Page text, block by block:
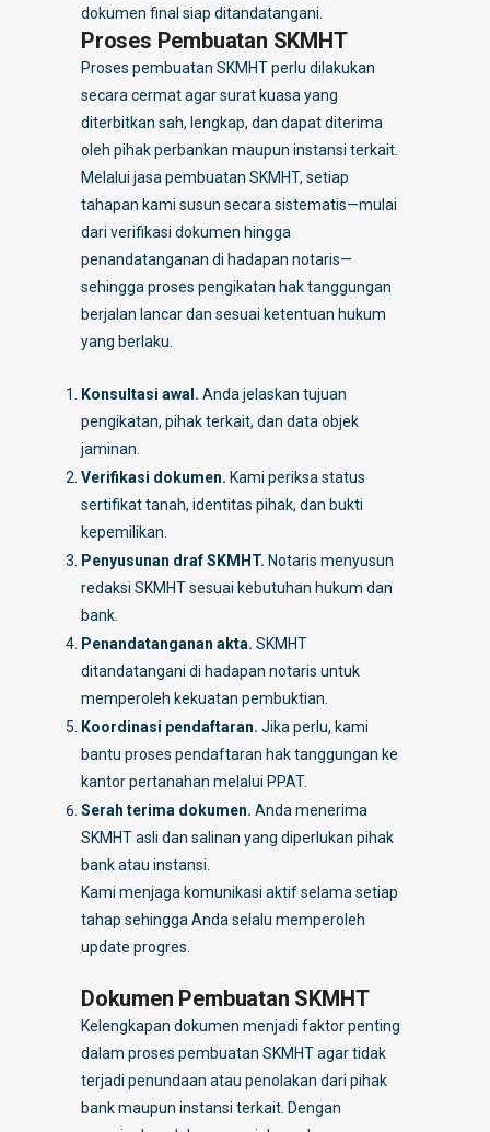
dokumen final siap ditandatangani.
Proses Pembuatan SKMHT
Proses pembuatan SKMHT perlu dilakukan
secara cermat agar surat kuasa yang
diterbitkan sah, lengkap, dan dapat diterima
oleh pihak perbankan maupun instansi terkait.
Melalui jasa pembuatan SKMHT, setiap
tahapan kami susun secara sistematis—mulai
dari verifikasi dokumen hingga
penandatanganan di hadapan notaris—
sehingga proses pengikatan hak tanggungan
berjalan lancar dan sesuai ketentuan hukum
yang berlaku.
Konsultasi awal. Anda jelaskan tujuan
pengikatan, pihak terkait, dan data objek
jaminan.
Verifikasi dokumen. Kami periksa status
sertifikat tanah, identitas pihak, dan bukti
kepemilikan.
Penyusunan draf SKMHT. Notaris menyusun
redaksi SKMHT sesuai kebutuhan hukum dan
bank.
Penandatanganan akta. SKMHT
ditandatangani di hadapan notaris untuk
memperoleh kekuatan pembuktian.
Koordinasi pendaftaran. Jika perlu, kami
bantu proses pendaftaran hak tanggungan ke
kantor pertanahan melalui PPAT.
Serah terima dokumen. Anda menerima
SKMHT asli dan salinan yang diperlukan pihak
bank atau instansi.
Kami menjaga komunikasi aktif selama setiap
tahap sehingga Anda selalu memperoleh
update progres.
Dokumen Pembuatan SKMHT
Kelengkapan dokumen menjadi faktor penting
dalam proses pembuatan SKMHT agar tidak
terjadi penundaan atau penolakan dari pihak
bank maupun instansi terkait. Dengan